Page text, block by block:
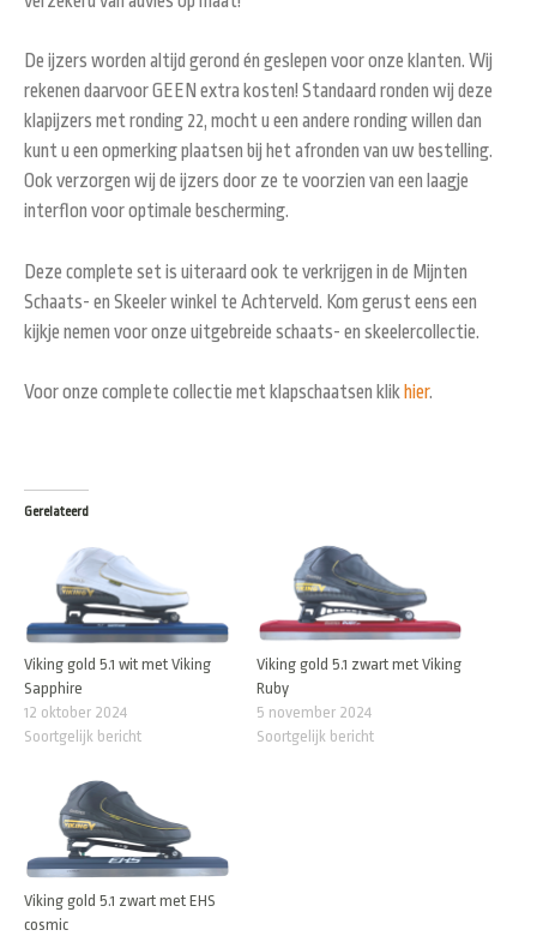
De ijzers worden altijd gerond én geslepen voor onze klanten. Wij
rekenen daarvoor GEEN extra kosten! Standaard ronden wij deze
klapijzers met ronding 22, mocht u een andere ronding willen dan
kunt u een opmerking plaatsen bij het afronden van uw bestelling.
Ook verzorgen wij de ijzers door ze te voorzien van een laagje
interflon voor optimale bescherming.
Deze complete set is uiteraard ook te verkrijgen in de Mijnten
Schaats- en Skeeler winkel te Achterveld. Kom gerust eens een
kijkje nemen voor onze uitgebreide schaats- en skeelercollectie.
Voor onze complete collectie met klapschaatsen klik hier.
Gerelateerd
Viking gold 5.1 wit met Viking
Sapphire
12 oktober 2024
Soortgelijk bericht
Viking gold 5.1 zwart met Viking
Ruby
5 november 2024
Soortgelijk bericht
Viking gold 5.1 zwart met EHS
cosmic